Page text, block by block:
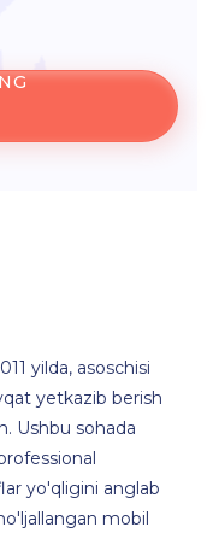
yilda, asoschisi
yetkazib berish
Ushbu sohada
yo'qligini anglab
mobil